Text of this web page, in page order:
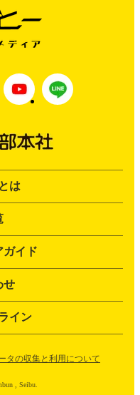
は
ガイド
せ
イン
タの収集と利用について
, Seibu.